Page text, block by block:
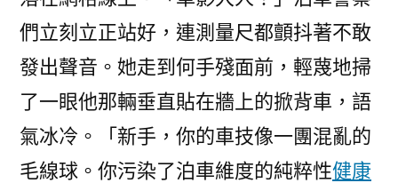
們立刻立正站好，連測量尺都顫抖著不敢
發出聲音。她走到何手殘面前，輕蔑地掃
了一眼他那輛垂直貼在牆上的掀背車，語
氣冰冷。「新手，你的車技像一團混亂的
毛線球。你污染了泊車維度的純粹性健康